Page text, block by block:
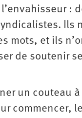
:
Ils
mots, et ils
de soutenir
un couteau à
commencer,